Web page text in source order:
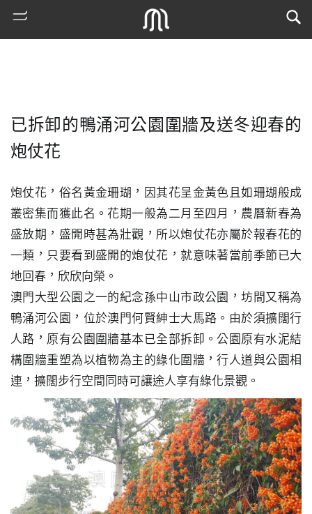
熱
古
地
圖
媽
閣
廟
教
已拆卸的鴨涌河公園圍牆及送冬迎春的
炮仗花
炮仗花，俗名黃金珊瑚，因其花呈金黃色且如珊瑚般成
叢密集而獲此名。花期一般為二月至四月，農曆新春為
盛放期，盛開時甚為壯觀，所以炮仗花亦屬於報春花的
一類，只要看到盛開的炮仗花，就意味著當前季節已大
地回春，欣欣向榮。
澳門大型公園之一的紀念孫中山市政公園，坊間又稱為
鴨涌河公園，位於澳門何賢紳士大馬路。由於須擴闊行
人路，原有公園圍牆基本已全部拆卸。公園原有水泥結
構圍牆重塑為以植物為主的綠化圍牆，行人道與公園相
連，擴闊步行空間同時可讓途人享有綠化景觀。